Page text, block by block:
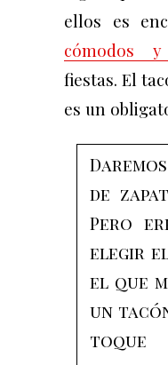
ellos es
cómodos
fiestas. El
es un
de
Pero
elegir
el que
un
toque